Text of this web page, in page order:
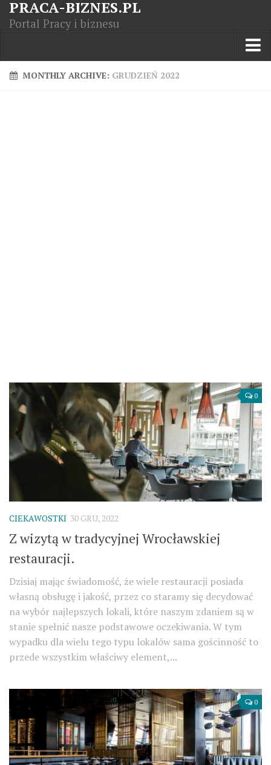
PRACA-BIZNES.PL
Portal Pracy i biznesu
Praca w kraju
MONTHLY ARCHIVE: GRUDZIEŃ 2022
0
CIEKAWOSTKI 30 GRU, 2022
Z wizytą w tradycyjnej Wrocławskiej
restauracji.
Dzisiaj mając świadomość, że wiele restauracji posiada
własną obsługę i jakość, przez co staramy się decydować
na wybór najlepszych lokali, które naszym zdaniem są w
stanie spełnić nasze podstawowe oczekiwania. W tym
wypadku dla wielu tego typu lokalów sama gościnność to
przede wszystkim właściwy element,...
0